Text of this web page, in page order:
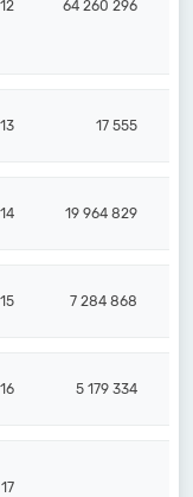
12 64 260 296
13 17 555
14 19 964 829
15 7 284 868
16 5 179 334
17